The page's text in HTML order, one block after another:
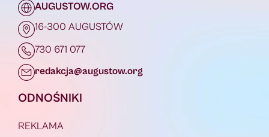
AUGUSTOW.ORG
16-300 AUGUSTÓW
730 671 077
redakcja@augustow.org
ODNOŚNIKI
REKLAMA